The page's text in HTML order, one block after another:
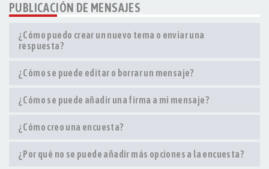
PUBLICACIÓN DE MENSAJES
¿Cómo puedo crear un nuevo tema o enviar una
respuesta?
¿Cómo se puede editar o borrar un mensaje?
¿Cómo se puede añadir una firma a mi mensaje?
¿Cómo creo una encuesta?
¿Por qué no se puede añadir más opciones a la encuesta?